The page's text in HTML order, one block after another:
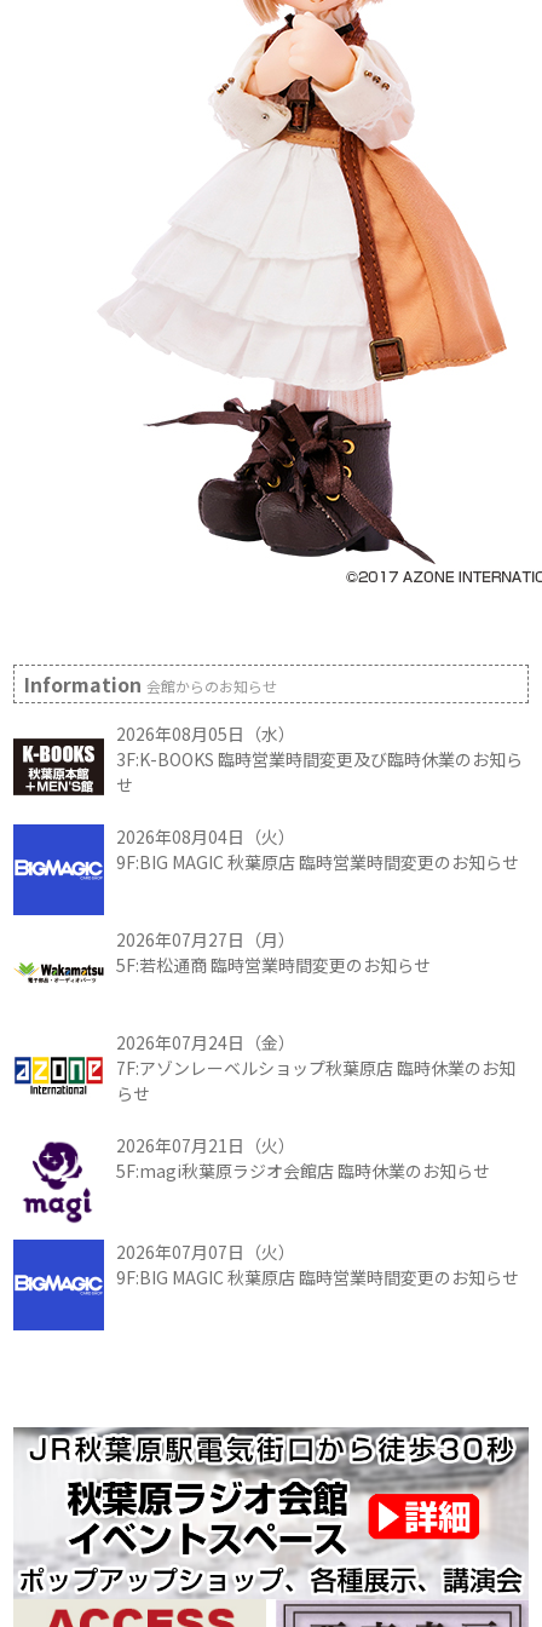
Information会館からのお知らせ
2026年08月05日（水）
3F:K-BOOKS 臨時営業時間変更及び臨時休業のお知ら
せ
2026年08月04日（火）
9F:BIG MAGIC 秋葉原店 臨時営業時間変更のお知らせ
2026年07月27日（月）
5F:若松通商 臨時営業時間変更のお知らせ
2026年07月24日（金）
7F:アゾンレーベルショップ秋葉原店 臨時休業のお知
らせ
2026年07月21日（火）
5F:magi秋葉原ラジオ会館店 臨時休業のお知らせ
2026年07月07日（火）
9F:BIG MAGIC 秋葉原店 臨時営業時間変更のお知らせ